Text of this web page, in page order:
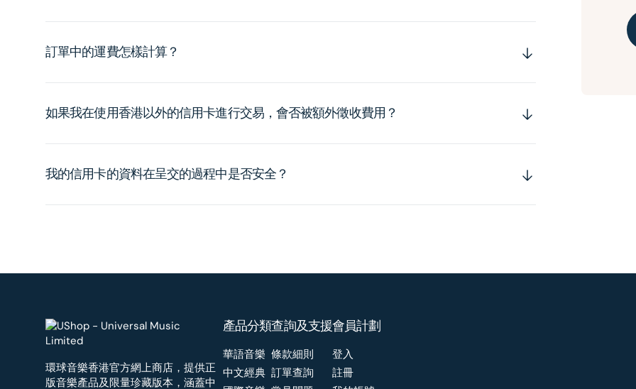
訂單中的運費怎樣計算？
如果我在使用香港以外的信用卡進行交易，會否被額外徵收費用？
我的信用卡的資料在呈交的過程中是否安全？
環球音樂香港官方網上商店，提供正
版音樂產品及限量珍藏版本，涵蓋中
產品分類
華語音樂
中文經典
查詢及支援
條款細則
訂單查詢
會員計劃
登入
註冊